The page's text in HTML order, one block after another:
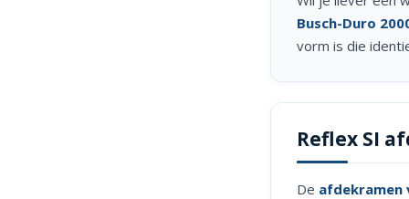
Busch-Duro
vorm is die
Reflex SI
De afdekramen